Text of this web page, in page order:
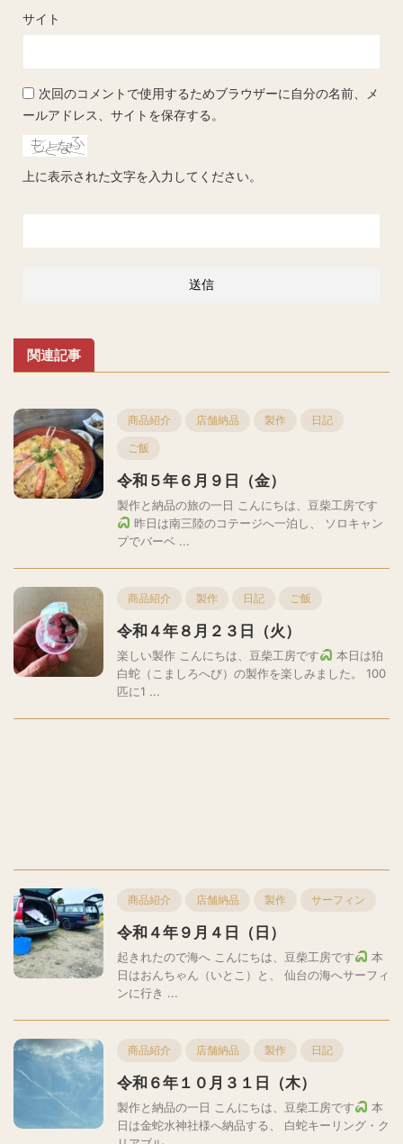
サイト
次回のコメントで使用するためブラウザーに自分の名前、メ
ールアドレス、サイトを保存する。
上に表示された文字を入力してください。
関連記事
商品紹介 店舗納品 製作 日記
ご飯
令和５年６月９日（金）
製作と納品の旅の一日 こんにちは、豆柴工房です
昨日は南三陸のコテージへ一泊し、 ソロキャン
プでバーベ ...
商品紹介 製作 日記 ご飯
令和４年８月２３日（火）
楽しい製作 こんにちは、豆柴工房です
本日は狛
白蛇（こましろへび）の製作を楽しみました。 100
匹に1 ...
商品紹介 店舗納品 製作 サーフィン
令和４年９月４日（日）
起きれたので海へ こんにちは、豆柴工房です
本
日はおんちゃん（いとこ）と、 仙台の海へサーフィ
ンに行き ...
商品紹介 店舗納品 製作 日記
令和６年１０月３１日（木）
製作と納品の一日 こんにちは、豆柴工房です
本
日は金蛇水神社様へ納品する、 白蛇キーリング・ク